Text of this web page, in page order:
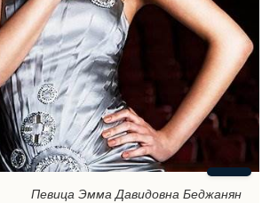
Певица Эмма Давидовна Беджанян